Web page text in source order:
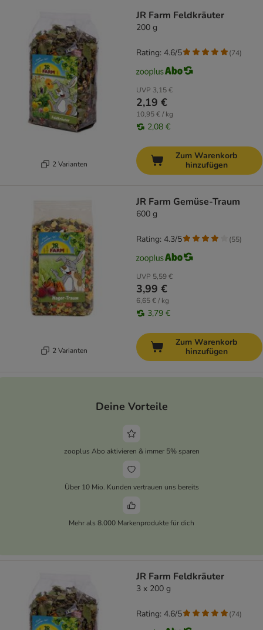
2 Varianten
JR Farm Feldkräuter
200 g
UVP 3,15 €
2,19 €
10,95 € / kg
2,08 €
Rating: 4.6/5 (74)
Zum Warenkorb
hinzufügen
2 Varianten
JR Farm Gemüse-Traum
600 g
UVP 5,59 €
3,99 €
6,65 € / kg
3,79 €
Rating: 4.3/5 (55)
Zum Warenkorb
hinzufügen
Deine Vorteile
zooplus Abo aktivieren & immer 5% sparen
Über 10 Mio. Kunden vertrauen uns bereits
Mehr als 8.000 Markenprodukte für dich
JR Farm Feldkräuter
3 x 200 g
Rating: 4.6/5 (74)